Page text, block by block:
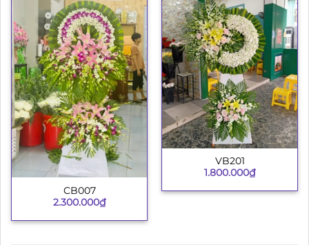
CB007
2.300.000₫
VB201
1.800.000₫